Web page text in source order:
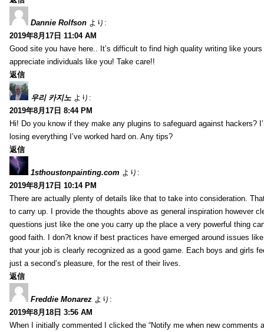
Dannie Rolfson より:
2019年8月17日 11:04 AM
Good site you have here.. It’s difficult to find high quality writing like
appreciate individuals like you! Take care!!
返信
우리 카지노 より:
2019年8月17日 8:44 PM
Hi! Do you know if they make any plugins to safeguard against hackers?
losing everything I’ve worked hard on. Any tips?
返信
1sthoustonpainting.com より:
2019年8月17日 10:14 PM
There are actually plenty of details like that to take into consideration.
to carry up. I provide the thoughts above as general inspiration however
questions just like the one you carry up the place a very powerful thing
good faith. I don?t know if best practices have emerged around issues
that your job is clearly recognized as a good game. Each boys and girls
just a second’s pleasure, for the rest of their lives.
返信
Freddie Monarez より:
2019年8月18日 3:56 AM
When I initially commented I clicked the “Notify me when new comments